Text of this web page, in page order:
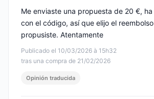
Publicado el 10/03/2026 à 15h32
tras una compra de 21/02/2026
Me enviaste una propuesta de 20 €,
con el código, así que elijo el
propusiste. Atentamente
Opinión traducida